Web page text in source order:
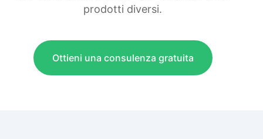
prodotti diversi.
Ottieni una consulenza gratuita